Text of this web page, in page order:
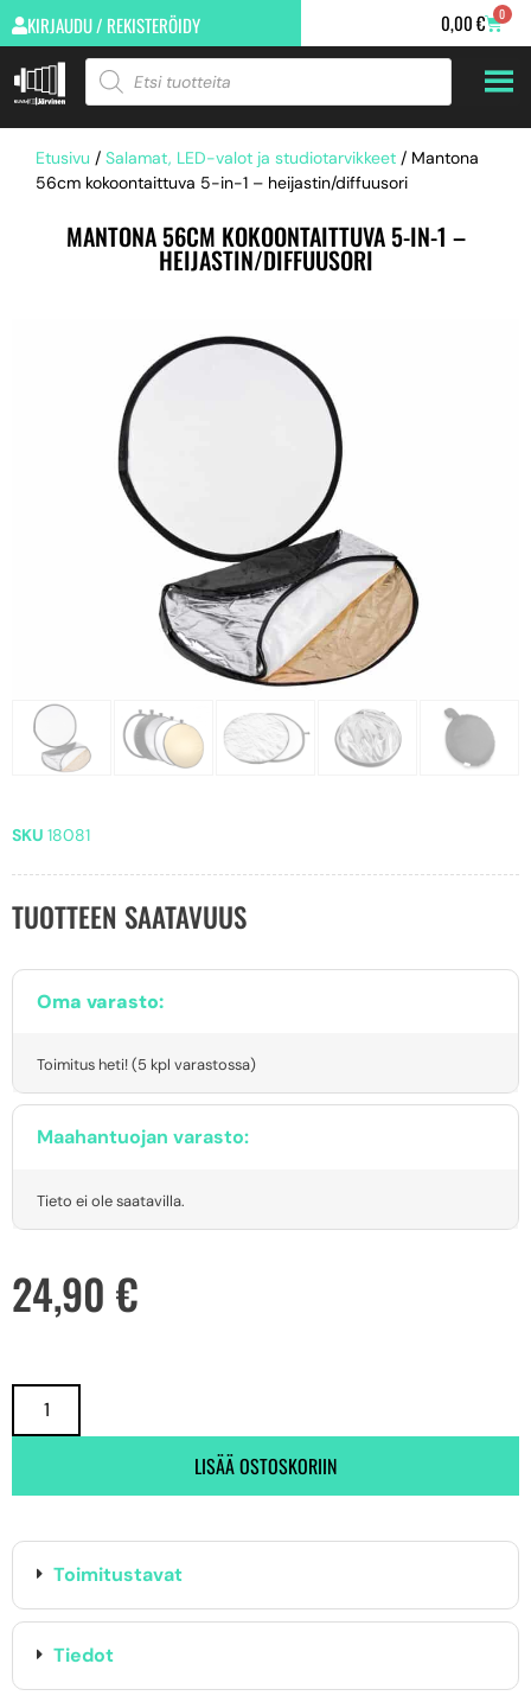
KIRJAUDU / REKISTERÖIDY 0,00€ 0
Etusivu / Salamat, LED-valot ja studiotarvikkeet / Mantona
56cm kokoontaittuva 5-in-1 – heijastin/diffuusori
MANTONA 56CM KOKOONTAITTUVA 5-IN-1 –
HEIJASTIN/DIFFUUSORI
SKU 18081
TUOTTEEN SAATAVUUS
Oma varasto:
Toimitus heti! (5 kpl varastossa)
Maahantuojan varasto:
Tieto ei ole saatavilla.
24,90 €
LISÄÄ OSTOSKORIIN
Toimitustavat
Tiedot